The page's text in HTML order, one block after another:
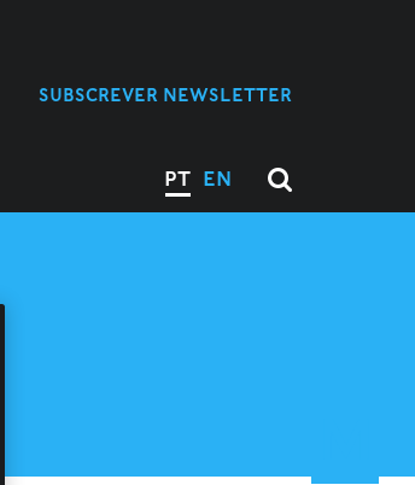
PT EN
SUBSCREVER NEWSLETTER